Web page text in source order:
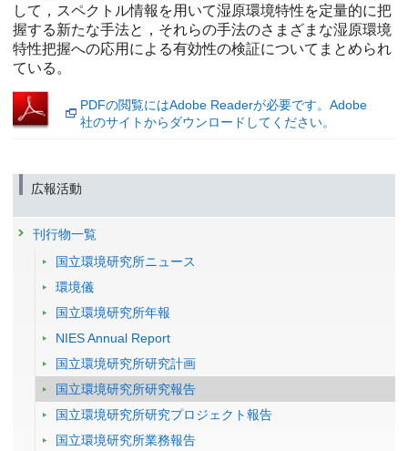
して，スペクトル情報を用いて湿原環境特性を定量的に把
握する新たな手法と，それらの手法のさまざまな湿原環境
特性把握への応用による有効性の検証についてまとめられ
ている。
PDFの閲覧にはAdobe Readerが必要です。Adobe
社のサイトからダウンロードしてください。
広報活動
刊行物一覧
国立環境研究所ニュース
環境儀
国立環境研究所年報
NIES Annual Report
国立環境研究所研究計画
国立環境研究所研究報告
国立環境研究所研究プロジェクト報告
国立環境研究所業務報告